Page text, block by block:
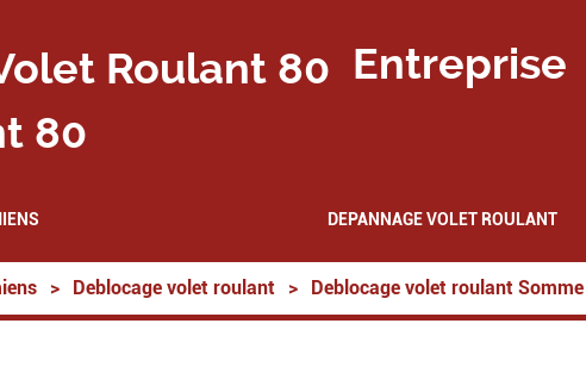
Entreprise
80
DEPANNAGE VOLET ROULANT
> Deblocage volet roulant > Deblocage volet roulant Somme